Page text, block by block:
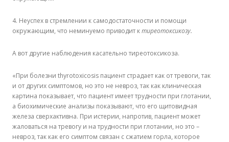
4. Неуспех в стремлении к самодостаточности и помощи
окружающим, что неминуемо приводит ктиреотоксикозу.
А вот другие наблюдения касательно тиреотоксикоза.
«При болезни thyrotoxicosis пациент страдает как от тревоги, так
и от других симптомов, но это не невроз, так как клиническая
картина показывает, что пациент имеет трудности при глотании,
а биохимические анализы показывают, что его щитовидная
железа сверхактивна. При истерии, напротив, пациент может
жаловаться на тревогу и на трудности при глотании, но это –
невроз, так как его симптом связан с сжатием горла, которое